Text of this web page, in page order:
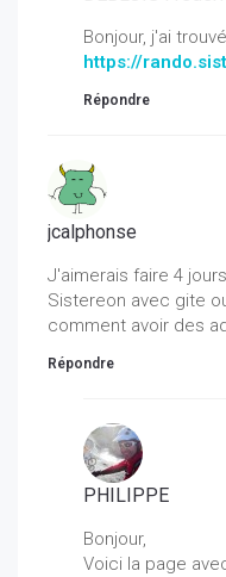
Bonjour, j'ai
https://
Répondre
jcalphonse
J'aimerais faire 4
Sistereon avec gite
comment avoir des
Répondre
PHILIPPE
Bonjour,
Voici la page